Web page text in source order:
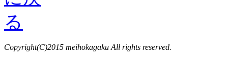
Copyright(C)2015 meihokagaku All rights reserved.